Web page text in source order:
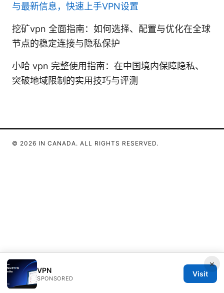
与最新信息，快速上手VPN设置
挖矿vpn 全面指南：如何选择、配置与优化在全球
节点的稳定连接与隐私保护
小哈 vpn 完整使用指南：在中国境内保障隐私、
突破地域限制的实用技巧与评测
×
VPN
SPONSORED
Visit
© 2026 IN CANADA. ALL RIGHTS RESERVED.